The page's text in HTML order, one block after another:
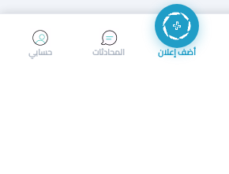
إجراء مكالمة
حسابي المحادثات أضف إعلان